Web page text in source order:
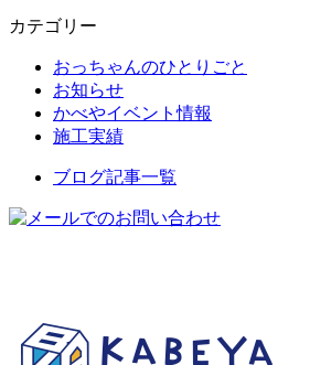
カテゴリー
おっちゃんのひとりごと
お知らせ
かべやイベント情報
施工実績
ブログ記事一覧